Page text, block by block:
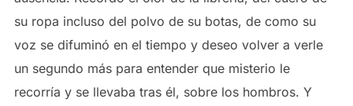
su ropa incluso del polvo de su botas, de como su
voz se difuminó en el tiempo y deseo volver a verle
un segundo más para entender que misterio le
recorría y se llevaba tras él, sobre los hombros. Y